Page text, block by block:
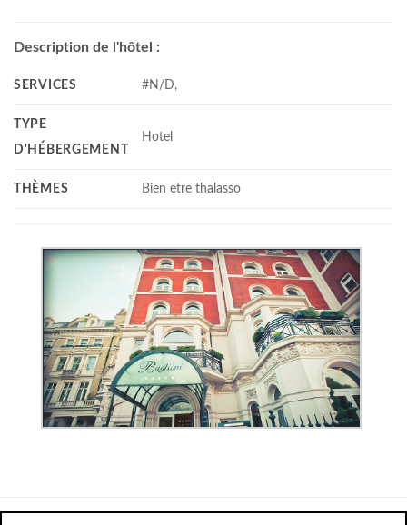
Description de l'hôtel :
SERVICES #N/D,
TYPE
D'HÉBERGEMENT
Hotel
THÈMES Bien etre thalasso